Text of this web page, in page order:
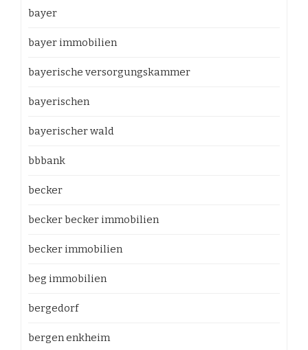
bayer
bayer immobilien
bayerische versorgungskammer
bayerischen
bayerischer wald
bbbank
becker
becker becker immobilien
becker immobilien
beg immobilien
bergedorf
bergen enkheim